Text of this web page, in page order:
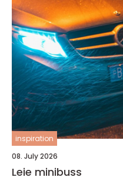
inspiration
08. July 2026
Leie minibuss